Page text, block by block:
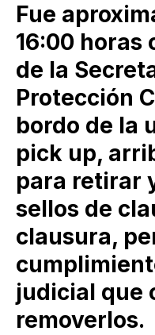
Fue
16:00 horas
de la
Protección
bordo de la
pick up,
para retirar
sellos de
clausura,
judicial que
removerlos.